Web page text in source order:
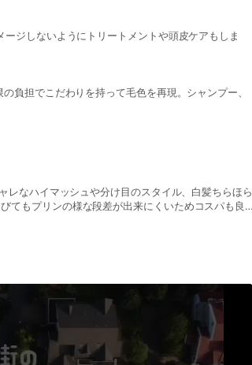
ジしないようにトリートメントや頭皮ケアもしま
負担でこだわりを持って毛色を再現。シャンプー、
なハイマッシュや分け目のスタイル、白髪ちらほら
てもプリンの様な段差が出来にくいためコスパも良